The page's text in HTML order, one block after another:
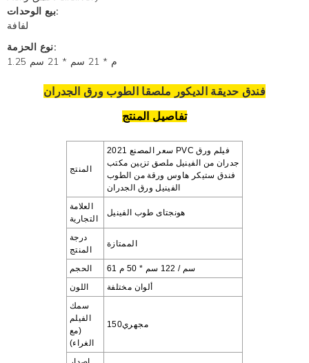
بيع الوحدات:
لفافة
نوع الحزمة:
1.25 م * 21 سم * 21 سم
فندق حديقة الديكور ملصقا الطوبورق الجدران
تفاصيل المنتج
المنتج
2021 سعر المصنع PVC فيلم ورق
جدران من الفينيل ملصق تزيين مكتب
فندق ستيكر هاوس ورقة من الطوب
الفينيل ورق الجدران
العلامة
التجارية
هونجتاى طوب الفينيل
درجة
المنتج
الممتازة
الحجم
61 سم / 122 سم * 50 م
اللون
ألوان مختلفة
سمك
الفيلم
(مع
الغراء)
مجهري150